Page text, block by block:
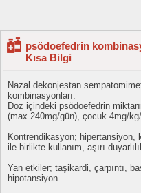
psödoefedrin
Kısa Bilgi
Nazal dekonjestan
kombinasyonları.
Doz içindeki psödoefedrin
(max 240mg/gün), çocuk 4mg/
Kontrendikasyon; hipertansiyon,
ile birlikte kullanım, aşırı
Yan etkiler; taşikardi, çarpıntı,
hipotansiyon...